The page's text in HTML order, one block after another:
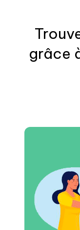
grâce